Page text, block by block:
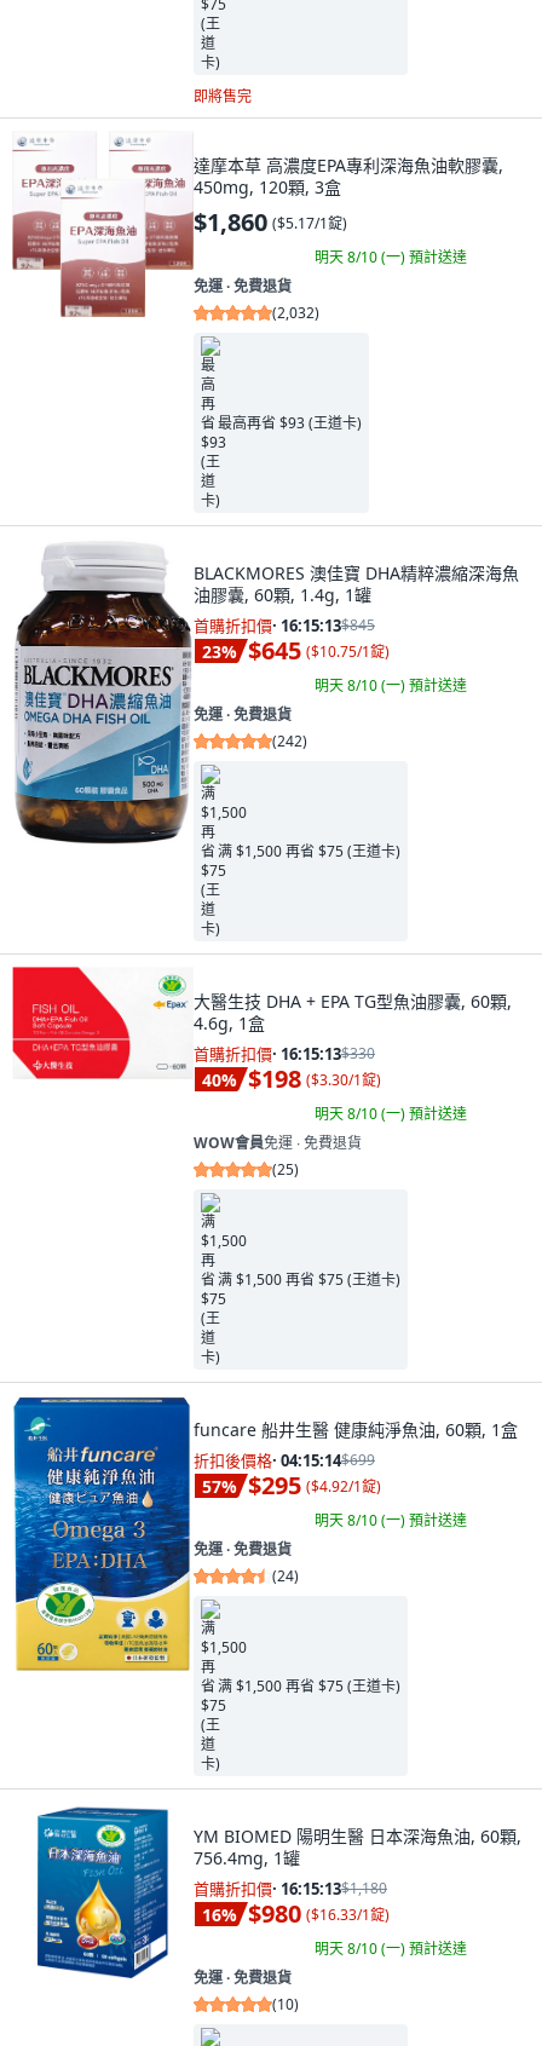
即將售完
達摩本草 高濃度EPA專利深海魚油軟膠囊,
450mg, 120顆, 3盒
$1,860 ($5.17/1錠)
明天 8/10 (一)預計送達
免運 ∙ 免費退貨
(2,032)
最高再省 $93 (王道卡)
BLACKMORES 澳佳寶 DHA精粹濃縮深海魚
油膠囊, 60顆, 1.4g, 1罐
首購折扣價· 16:15:11$845
23% $645 ($10.75/1錠)
明天 8/10 (一)預計送達
免運 ∙ 免費退貨
(242)
满 $1,500 再省 $75 (王道卡)
大醫生技 DHA + EPA TG型魚油膠囊, 60顆,
4.6g, 1盒
首購折扣價· 16:15:11$330
40% $198 ($3.30/1錠)
明天 8/10 (一)預計送達
WOW會員免運 ∙ 免費退貨
(25)
满 $1,500 再省 $75 (王道卡)
funcare 船井生醫 健康純淨魚油, 60顆, 1盒
折扣後價格· 04:15:12$699
57% $295 ($4.92/1錠)
明天 8/10 (一)預計送達
免運 ∙ 免費退貨
(24)
满 $1,500 再省 $75 (王道卡)
YM BIOMED 陽明生醫 日本深海魚油, 60顆,
756.4mg, 1罐
首購折扣價· 16:15:11$1,180
16% $980 ($16.33/1錠)
明天 8/10 (一)預計送達
免運 ∙ 免費退貨
(10)